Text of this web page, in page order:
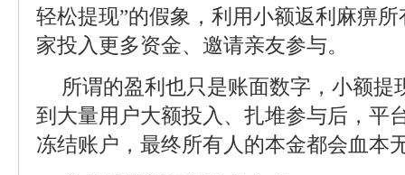
轻松提现”的假象，利用小额返利麻痹
家投入更多资金、邀请亲友参与。
所谓的盈利也只是账面数字，小额提
到大量用户大额投入、扎堆参与后，平
冻结账户，最终所有人的本金都会血本